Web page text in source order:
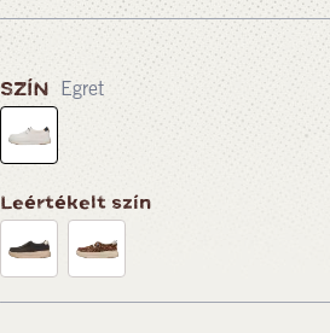
SZÍN Egret
Leértékelt szín